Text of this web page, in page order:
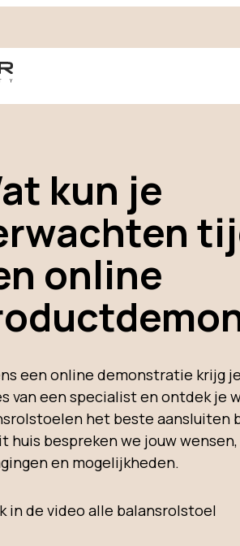
kun je
online
een online demonstratie krijg
van een specialist en ontdek je
het beste aansluiten
huis bespreken we jouw
en mogelijkheden.
in de video alle balansrolstoel